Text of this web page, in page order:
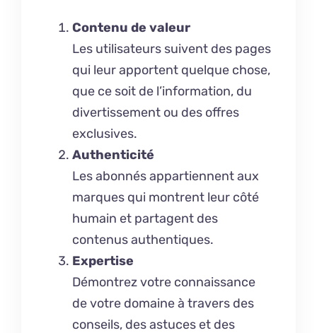
Contenu de valeur
Les utilisateurs suivent des pages
qui leur apportent quelque chose,
que ce soit de l’information, du
divertissement ou des offres
exclusives.
Authenticité
Les abonnés appartiennent aux
marques qui montrent leur côté
humain et partagent des
contenus authentiques.
Expertise
Démontrez votre connaissance
de votre domaine à travers des
conseils, des astuces et des